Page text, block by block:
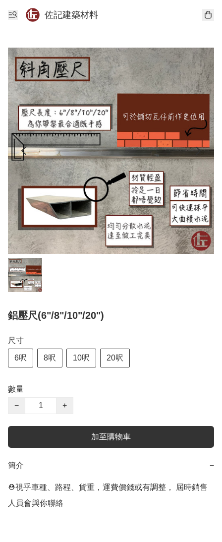
佐記建築材料
鋁壓尺(6"/8"/10"/20")
尺寸
6呎 8呎 10呎 20呎
數量
−
+
加至購物車
簡介 −
⛑視乎車種、路程、貨重，運費價錢或有調整， 屆時銷售
人員會與你聯絡